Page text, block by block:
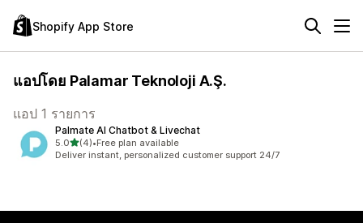
Shopify App Store
แอปโดย Palamar Teknoloji A.Ş.
แอป 1 รายการ
Palmate AI Chatbot & Livechat
5.0เต็ม 5 ดาว
(4)
ทั้งหมด 4 รีวิว
•Free plan available
Deliver instant, personalized customer support 24/7